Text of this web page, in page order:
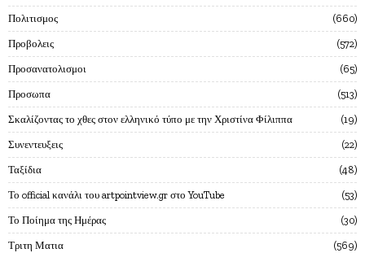
Πολιτισμος 660
Προβολεις 572
Προσανατολισμοι 65
Προσωπα 513
Σκαλίζοντας το χθες στον ελληνικό τύπο με την Χριστίνα Φίλιππα 19
Συνεντευξεις 22
Ταξίδια 48
Το official κανάλι του artpointview.gr στο YouTube 53
Το Ποίημα της Ημέρας 30
Τριτη Ματια 569